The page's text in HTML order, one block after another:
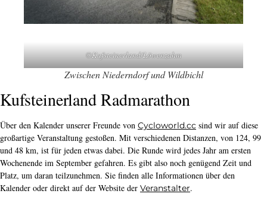
©Kufsteinerland/Löwenzahm
Zwischen Niederndorf und Wildbichl
Kufsteinerland Radmarathon
Über den Kalender unserer Freunde von Cycloworld.cc sind wir auf diese
großartige Veranstaltung gestoßen. Mit verschiedenen Distanzen, von 124, 99
und 48 km, ist für jeden etwas dabei. Die Runde wird jedes Jahr am ersten
Wochenende im September gefahren. Es gibt also noch genügend Zeit und
Platz, um daran teilzunehmen. Sie finden alle Informationen über den
Kalender oder direkt auf der Website der Veranstalter.